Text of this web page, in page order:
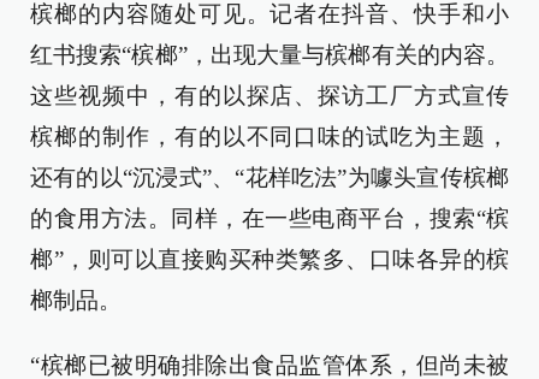
槟榔的内容随处可见。记者在抖音、快手和小
红书搜索“槟榔”，出现大量与槟榔有关的内容。
这些视频中，有的以探店、探访工厂方式宣传
槟榔的制作，有的以不同口味的试吃为主题，
还有的以“沉浸式”、“花样吃法”为噱头宣传槟榔
的食用方法。同样，在一些电商平台，搜索“槟
榔”，则可以直接购买种类繁多、口味各异的槟
榔制品。
“槟榔已被明确排除出食品监管体系，但尚未被